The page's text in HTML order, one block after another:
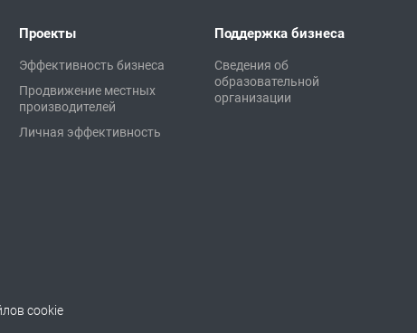
Проекты
Эффективность бизнеса
Продвижение местных
производителей
Личная эффективность
Поддержка бизнеса
Сведения об
образовательной
организации
cookie